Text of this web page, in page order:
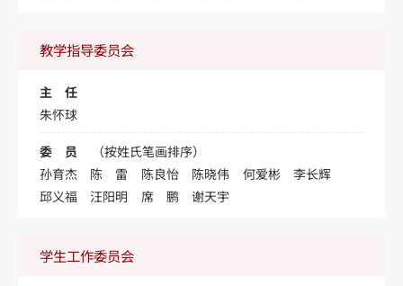
教学指导委员会
主 任
朱怀球
委 员 （按姓氏笔画排序）
孙育杰
陈 雷 陈良怡 陈晓伟 何爱彬
李长辉
邱义福
汪阳明 席 鹏 谢天宇
学生工作委员会